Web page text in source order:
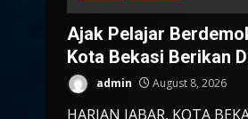
Ajak Pelajar
Kota Bekasi Berikan
admin August 8, 2026
HARIAN JABAR, KOTA